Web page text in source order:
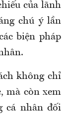
của lãnh
chú ý lần
biện pháp
không chỉ
mà còn xem
cá nhân đối